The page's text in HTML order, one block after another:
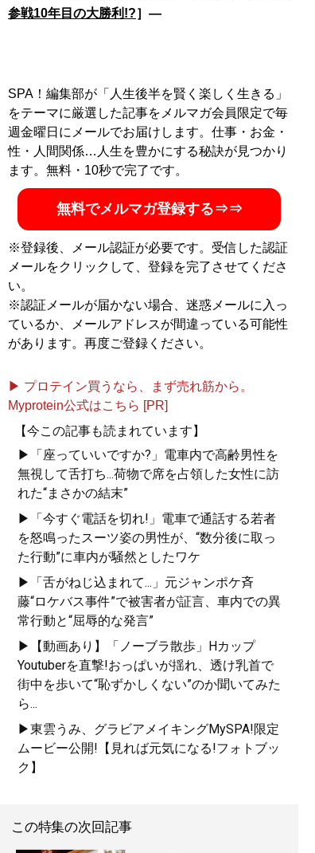
参戦10年目の大勝利!?］―
SPA！編集部が「人生後半を賢く楽しく生きる」
をテーマに厳選した記事をメルマガ会員限定で毎
週金曜日にメールでお届けします。仕事・お金・
性・人間関係…人生を豊かにする秘訣が見つかり
ます。無料・10秒で完了です。
無料でメルマガ登録する⇒⇒
※登録後、メール認証が必要です。受信した認証
メールをクリックして、登録を完了させてくださ
い。
※認証メールが届かない場合、迷惑メールに入っ
ているか、メールアドレスが間違っている可能性
があります。再度ご登録ください。
▶ プロテイン買うなら、まず売れ筋から。
Myprotein公式はこちら [PR]
【今この記事も読まれています】
▶「座っていいですか?」電車内で高齢男性を
無視して舌打ち...荷物で席を占領した女性に訪
れた“まさかの結末”
▶「今すぐ電話を切れ!」電車で通話する若者
を怒鳴ったスーツ姿の男性が、“数分後に取っ
た行動”に車内が騒然としたワケ
▶「舌がねじ込まれて...」元ジャンポケ斉
藤“ロケバス事件”で被害者が証言、車内での異
常行動と“屈辱的な発言”
▶【動画あり】「ノーブラ散歩」Hカップ
Youtuberを直撃!おっぱいが揺れ、透け乳首で
街中を歩いて“恥ずかしくない”のか聞いてみた
ら...
▶東雲うみ、グラビアメイキングMySPA!限定
ムービー公開!【見れば元気になる!フォトブッ
ク】
この特集の次回記事